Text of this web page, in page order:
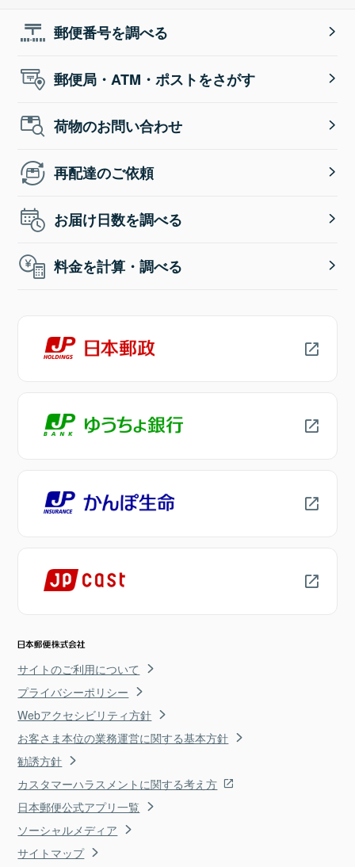
郵便番号を調べる
郵便局・ATM・ポストをさがす
荷物のお問い合わせ
再配達のご依頼
お届け日数を調べる
料金を計算・調べる
サイトのご利用について
プライバシーポリシー
Webアクセシビリティ方針
お客さま本位の業務運営に関する基本方針
勧誘方針
カスタマーハラスメントに関する考え方
日本郵便公式アプリ一覧
ソーシャルメディア
サイトマップ